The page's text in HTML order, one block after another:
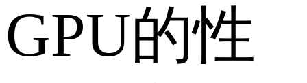
GPU的性